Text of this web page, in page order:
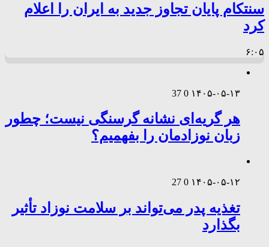
سنتکام پایان تجاوز جدید به ایران را اعلام
کرد
۶:۰۵
۱۴۰۵-۰۵-۱۳ 0
37
هر گریه‌ای نشانه گرسنگی نیست؛ چطور
زبان نوزادمان را بفهمیم؟
۱۴۰۵-۰۵-۱۲ 0
27
تغذیه پدر می‌تواند بر سلامت نوزاد تأثیر
بگذارد